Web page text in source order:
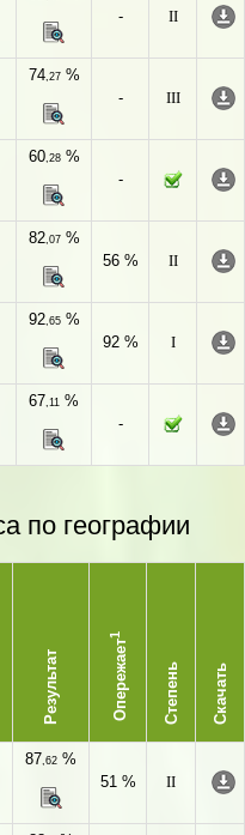
-
II
74,27%
-
III
60,28%
-
82,07%
56 %
II
92,65%
92 %
I
67,11 %
-
по географии
Результат Опережает
1
Степень Скачать
87,62 %
51 %
II